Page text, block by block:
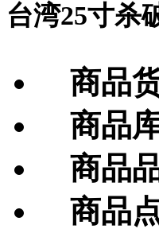
台湾25寸杀
商品
商品
商品
商品